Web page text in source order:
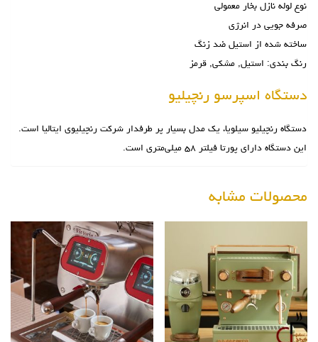
نوع لوله نازل بخار معمولی
صرفه جویی در انرژی
ساخته شده از استیل ضد زنگ
رنگ بندی: استیل, مشکی, قرمز
دستگاه اسپرسو رنچیلیو
دستگاه رنچیلیو سیلویا، یک مدل بسیار پر طرفدار شرکت رنچیلیوی ایتالیا است.
این دستگاه دارای پورتا فیلتر ۵۸ میلی‌متری است.
محصولات مشابه